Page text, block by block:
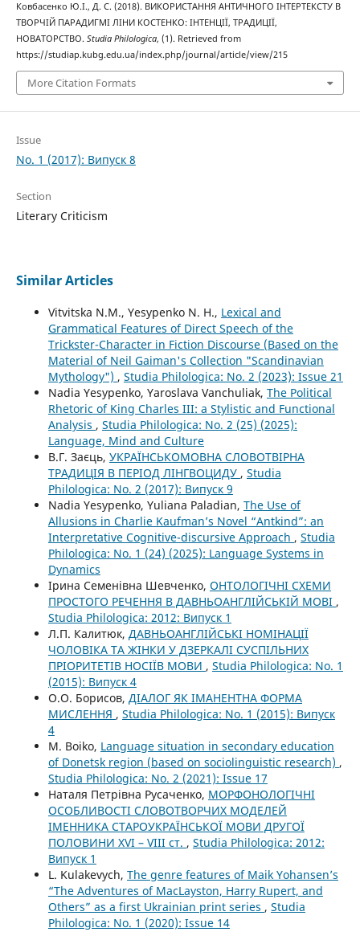
Ковбасенко Ю.І., Д. С. (2018). ВИКОРИСТАННЯ АНТИЧНОГО ІНТЕPТЕКСТУ В
ТВОРЧІЙ ПАРАДИГМІ ЛІНИ КОСТЕНКО: ІНТЕНЦІЇ, ТРАДИЦІЇ,
НОВАТОРСТВО. Studia Philologica, (1). Retrieved from
https://studiap.kubg.edu.ua/index.php/journal/article/view/215
More Citation Formats
Issue
No. 1 (2017): Випуск 8
Section
Literary Criticism
Similar Articles
Vitvitska N.M., Yesypenko N. H., Lexical and
Grammatical Features of Direct Speech of the
Trickster-Character in Fiction Discourse (Based on the
Material of Neil Gaiman's Collection "Scandinavian
Mythology") , Studia Philologica: No. 2 (2023): Issue 21
Nadia Yesypenko, Yaroslava Vanchuliak, The Political
Rhetoric of King Charles III: a Stylistic and Functional
Analysis , Studia Philologica: No. 2 (25) (2025):
Language, Mind and Culture
В.Г. Заєць, УКРАЇНСЬКОМОВНА СЛОВОТВІРНА
ТРАДИЦІЯ В ПЕРІОД ЛІНГВОЦИДУ , Studia
Philologica: No. 2 (2017): Випуск 9
Nadia Yesypenko, Yuliana Paladian, The Use of
Allusions in Charlie Kaufman’s Novel “Antkind”: an
Interpretative Cognitive-discursive Approach , Studia
Philologica: No. 1 (24) (2025): Language Systems in
Dynamics
Ірина Семенівна Шевченко, ОНТОЛОГІЧНІ СХЕМИ
ПРОСТОГО РЕЧЕННЯ В ДАВНЬОАНГЛІЙСЬКІЙ МОВІ ,
Studia Philologica: 2012: Випуск 1
Л.П. Калитюк, ДАВНЬОАНГЛІЙСЬКІ НОМІНАЦІЇ
ЧОЛОВІКА ТА ЖІНКИ У ДЗЕРКАЛІ СУСПІЛЬНИХ
ПРІОРИТЕТІВ НОСІЇВ МОВИ , Studia Philologica: No. 1
(2015): Випуск 4
О.О. Борисов, ДІАЛОГ ЯК ІМАНЕНТНА ФОРМА
МИСЛЕННЯ , Studia Philologica: No. 1 (2015): Випуск
4
M. Boiko, Language situation in secondary education
of Donetsk region (based on sociolinguistic research) ,
Studia Philologica: No. 2 (2021): Issue 17
Наталя Петрівна Русаченко, МОРФОНОЛОГІЧНІ
ОСОБЛИВОСТІ СЛОВОТВОРЧИХ МОДЕЛЕЙ
ІМЕННИКА СТАРОУКРАЇНСЬКОЇ МОВИ ДРУГОЇ
ПОЛОВИНИ XVI – VIII ст. , Studia Philologica: 2012:
Випуск 1
L. Kulakevych, The genre features of Maik Yohansen’s
“The Adventures of MacLayston, Harry Rupert, and
Others” as a first Ukrainian print series , Studia
Philologica: No. 1 (2020): Issue 14